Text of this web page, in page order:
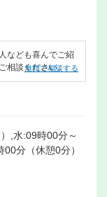
なども喜んでご紹
相談ください。
無料で相談する
,水:09時00分～
分（休憩0分）